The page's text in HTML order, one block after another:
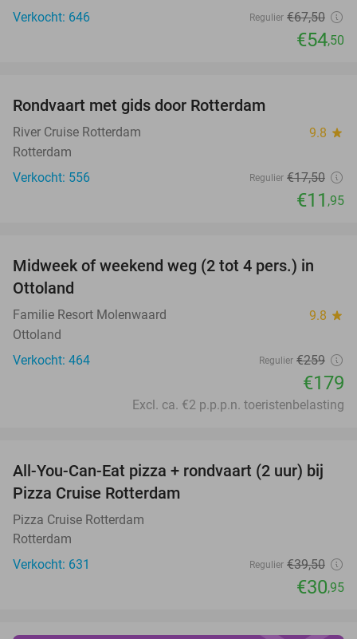
Verkocht: 646
Regulier €67,50
€54,50
Rondvaart met gids door Rotterdam
River Cruise Rotterdam 9.8 star
Rotterdam
Verkocht: 556
Regulier €17,50
€11 ,95
31%
Midweek of weekend weg (2 tot 4 pers.) in
Ottoland
Familie Resort Molenwaard 9.8 star
Ottoland
Verkocht: 464
Regulier €259
€179
Excl. ca. €2 p.p.p.n. toeristenbelasting
22%
All-You-Can-Eat pizza + rondvaart (2 uur) bij
Pizza Cruise Rotterdam
Pizza Cruise Rotterdam
Rotterdam
Verkocht: 631
Regulier €39,50
€30,95